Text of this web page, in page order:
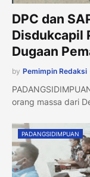
DPC dan
Disdukcapil
Dugaan
by Pemimpin Redaksi
orang massa dari
PADANGSIDIMPUAN